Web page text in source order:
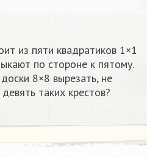
из пяти квадратиков 1×1
по стороне к пятому.
8×8 вырезать, не
таких крестов?